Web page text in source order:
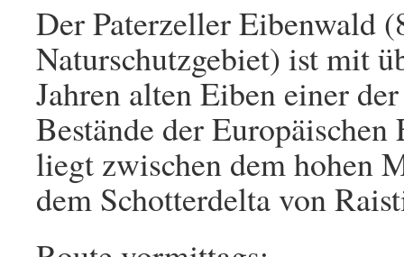
Der Paterzeller Eibenwald
Naturschutzgebiet) ist mit
Jahren alten Eiben einer
Bestände der
liegt zwischen dem hohen
dem Schotterdelta von